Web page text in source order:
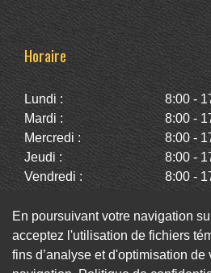
Horaire
Lundi :
8:00 -
Mardi :
8:00 -
Mercredi :
8:00 -
Jeudi :
8:00 -
Vendredi :
8:00 -
Dimanche :
Fermé
Facebook
En poursuivant votre navigation
acceptez l'utilisation de fichiers
fins d’analyse et d'optimisation